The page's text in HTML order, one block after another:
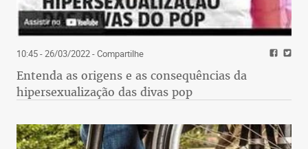
10:45 - 26/03/2022- Compartilhe
Entenda as origens e as consequências da
hipersexualização das divas pop